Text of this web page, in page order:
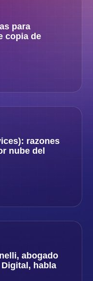
para
copia de
razones
nube del
abogado
habla